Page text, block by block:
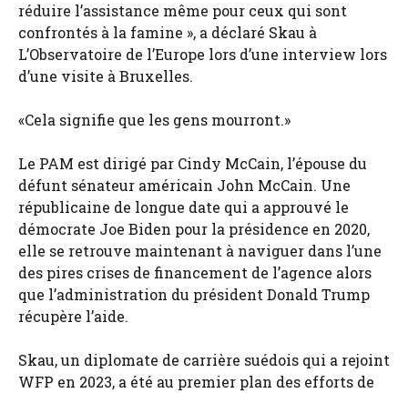
réduire l’assistance même pour ceux qui sont
confrontés à la famine », a déclaré Skau à
L’Observatoire de l’Europe lors d’une interview lors
d’une visite à Bruxelles.
«Cela signifie que les gens mourront.»
Le PAM est dirigé par Cindy McCain, l’épouse du
défunt sénateur américain John McCain. Une
républicaine de longue date qui a approuvé le
démocrate Joe Biden pour la présidence en 2020,
elle se retrouve maintenant à naviguer dans l’une
des pires crises de financement de l’agence alors
que l’administration du président Donald Trump
récupère l’aide.
Skau, un diplomate de carrière suédois qui a rejoint
WFP en 2023, a été au premier plan des efforts de